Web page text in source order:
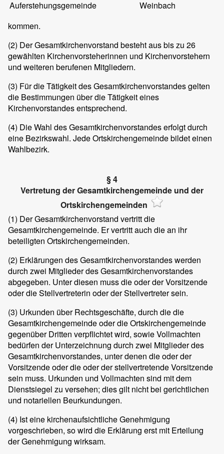
Auferstehungsgemeinde
Weinbach
kommen.
(2) Der Gesamtkirchenvorstand besteht aus bis zu 26
gewählten Kirchenvorsteherinnen und Kirchenvorstehern
und weiteren berufenen Mitgliedern.
(3) Für die Tätigkeit des Gesamtkirchenvorstandes gelten
die Bestimmungen über die Tätigkeit eines
Kirchenvorstandes entsprechend.
(4) Die Wahl des Gesamtkirchenvorstandes erfolgt durch
eine Bezirkswahl. Jede Ortskirchengemeinde bildet einen
Wahlbezirk.
§ 4
Vertretung der Gesamtkirchengemeinde und der
Ortskirchengemeinden
(1) Der Gesamtkirchenvorstand vertritt die
Gesamtkirchengemeinde. Er vertritt auch die an ihr
beteiligten Ortskirchengemeinden.
(2) Erklärungen des Gesamtkirchenvorstandes werden
durch zwei Mitglieder des Gesamtkirchenvorstandes
abgegeben. Unter diesen muss die oder der Vorsitzende
oder die Stellvertreterin oder der Stellvertreter sein.
(3) Urkunden über Rechtsgeschäfte, durch die die
Gesamtkirchengemeinde oder die Ortskirchengemeinde
gegenüber Dritten verpflichtet wird, sowie Vollmachten
bedürfen der Unterzeichnung durch zwei Mitglieder des
Gesamtkirchenvorstandes, unter denen die oder der
Vorsitzende oder die oder der stellvertretende Vorsitzende
sein muss. Urkunden und Vollmachten sind mit dem
Dienstsiegel zu versehen; dies gilt nicht bei gerichtlichen
und notariellen Beurkundungen.
(4) Ist eine kirchenaufsichtliche Genehmigung
vorgeschrieben, so wird die Erklärung erst mit Erteilung
der Genehmigung wirksam.